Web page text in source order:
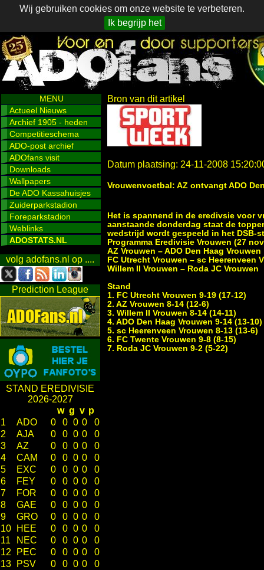
Wij gebruiken cookies om onze website te verbeteren.
Ik begrijp het
MENU
Actueel Nieuws
Archief 1905 - heden
Competitieschema
ADO-post archief
ADOfans visit
Downloads
Wallpapers
De ADO Kassahuisjes
Zuiderparkstadion
Foreparkstadion
Weblinks
ADOSTATS.NL
volg adofans.nl op ....
Prediction League
STAND EREDIVISIE
2026-2027
w g v p
1
ADO 0 0 0 0
0
2
AJA 0 0 0 0
0
3
AZ 0 0 0 0
0
4
CAM 0 0 0 0
0
5
EXC 0 0 0 0
0
6
FEY 0 0 0 0
0
7
FOR 0 0 0 0
0
8
GAE 0 0 0 0
0
9
GRO 0 0 0 0
0
10
HEE 0 0 0 0
0
11
NEC 0 0 0 0
0
12
PEC 0 0 0 0
0
13
PSV 0 0 0 0
0
Bron van dit artikel
Datum plaatsing: 24-11-2008
Vrouwenvoetbal: AZ ontvangt ADO
Het is spannend in de eredivsie voor
aanstaande donderdag staat de
wedstrijd wordt gespeeld in het DSB-
Programma Eredivisie Vrouwen (27
AZ Vrouwen – ADO Den Haag Vrouwen
FC Utrecht Vrouwen – sc Heerenveen
Willem II Vrouwen – Roda JC Vrouwen
Stand
1. FC Utrecht Vrouwen 9-19 (17-12)
2. AZ Vrouwen 8-14 (12-6)
3. Willem II Vrouwen 8-14 (14-11)
4. ADO Den Haag Vrouwen 9-14 (13-10)
5. sc Heerenveen Vrouwen 8-13 (13-6)
6. FC Twente Vrouwen 9-8 (8-15)
7. Roda JC Vrouwen 9-2 (5-22)